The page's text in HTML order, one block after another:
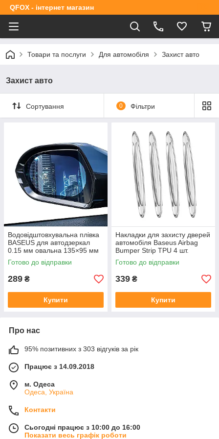
QFOX - інтернет магазин
Товари та послуги Для автомобіля Захист авто
Захист авто
Сортування 0 Фільтри
Водовідштовхувальна плівка
BASEUS для автодзеркал
0.15 мм овальна 135×95 мм
2 шт.
Готово до відправки
289 ₴
Купити
Накладки для захисту дверей
автомобіля Baseus Airbag
Bumper Strip TPU 4 шт.
CRFZT-A02
Готово до відправки
339 ₴
Купити
Про нас
95% позитивних з 303 відгуків за рік
Працює з 14.09.2018
м. Одеса
Одеса, Україна
Контакти
Сьогодні працює з 10:00 до 16:00
Показати весь графік роботи